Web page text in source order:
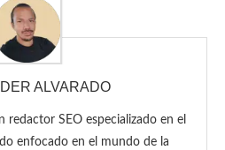
ALVARADO
redactor SEO especializado en el
enfocado en el mundo de la